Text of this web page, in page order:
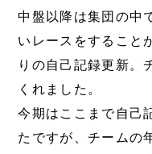
中盤以降は集団の中
いレースをすること
りの自己記録更新。
くれました。
今期はここまで自己
たですが、チームの